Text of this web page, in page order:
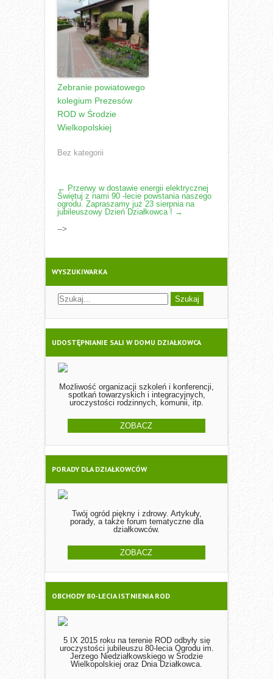
Zebranie powiatowego
kolegium Prezesów
ROD w Środzie
Wielkopolskiej
Bez kategorii
POST
NAVIGATION
← Przerwy w dostawie energii elektrycznej
Świętuj z nami 90 -lecie powstania naszego
ogrodu. Zapraszamy już 23 sierpnia na
jubileuszowy Dzień Działkowca ! →
-->
WYSZUKIWARKA
UDOSTĘPNIANIE SALI W DOMU DZIAŁKOWCA
Możliwość organizacji szkoleń i konferencji,
spotkań towarzyskich i integracyjnych,
uroczystości rodzinnych, komunii, itp.
ZOBACZ
PORADY DLA DZIAŁKOWCÓW
Twój ogród piękny i zdrowy. Artykuły,
porady, a także forum tematyczne dla
działkowców.
ZOBACZ
OBCHODY 80-LECIA ISTNIENIA ROD
5 IX 2015 roku na terenie ROD odbyły się
uroczystości jubileuszu 80-lecia Ogrodu im.
Jerzego Niedziałkowskiego w Środzie
Wielkopolskiej oraz Dnia Działkowca.